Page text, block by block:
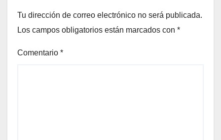
Tu dirección de correo electrónico no será publicada.
Los campos obligatorios están marcados con *
Comentario *